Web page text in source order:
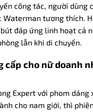
công tác, người dùng
Waterman tương thích.
đáp ứng linh hoạt cả
lẫn khi di chuyển.
cấp cho nữ doanh
Expert với phom dáng
cho nam giới, thì